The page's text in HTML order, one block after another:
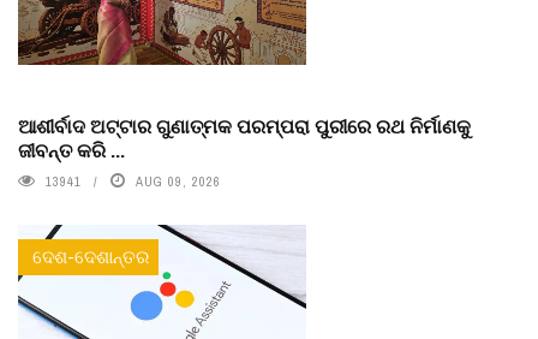
ଆଶୀର୍ବାଦ ଅଟ୍ଟାର ଗୁଣାତ୍ମକ ପରମ୍ପରା ପୁରୀରେ ରଥ ନିର୍ମାଣକୁ
ଜୀବନ୍ତ କରି ...
13941 AUG 09, 2026
ଦେଶ-ଦେଶାନ୍ତର